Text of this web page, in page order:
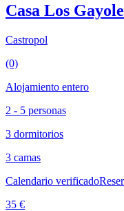
Casa Los
Castropol
(0)
Alojamiento entero
2 - 5 personas
3 dormitorios
3 camas
Calendario verificado
35 €